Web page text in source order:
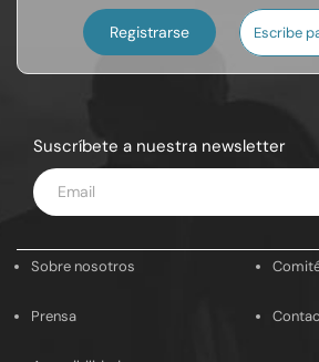
Registrarse Escribe
Suscríbete a nuestra newsletter
Introduce
tu
Sobre nosotros
Prensa